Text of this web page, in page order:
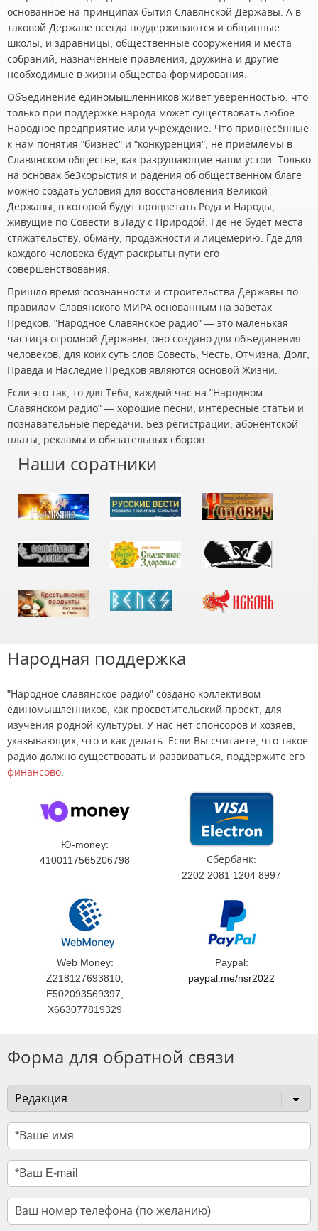
основанное на принципах бытия Славянской Державы. А в
таковой Державе всегда поддерживаются и общинные
школы, и здравницы, общественные сооружения и места
собраний, назначенные правления, дружина и другие
необходимые в жизни общества формирования.
Объединение единомышленников живёт уверенностью, что
только при поддержке народа может существовать любое
Народное предприятие или учреждение. Что привнесённые
к нам понятия "бизнес" и "конкуренция", не приемлемы в
Славянском обществе, как разрушающие наши устои. Только
на основах беЗкорыстия и радения об общественном благе
можно создать условия для восстановления Великой
Державы, в которой будут процветать Рода и Народы,
живущие по Совести в Ладу с Природой. Где не будет места
стяжательству, обману, продажности и лицемерию. Где для
каждого человека будут раскрыты пути его
совершенствования.
Пришло время осознанности и строительства Державы по
правилам Славянского МИРА основанным на заветах
Предков. "Народное Славянское радио" — это маленькая
частица огромной Державы, оно создано для объединения
человеков, для коих суть слов Совесть, Честь, Отчизна, Долг,
Правда и Наследие Предков являются основой Жизни.
Если это так, то для Тебя, каждый час на "Народном
Славянском радио" — хорошие песни, интересные статьи и
познавательные передачи. Без регистрации, абонентской
платы, рекламы и обязательных сборов.
Наши соратники
Народная поддержка
"Народное славянское радио" создано коллективом
единомышленников, как просветительский проект, для
изучения родной культуры. У нас нет спонсоров и хозяев,
указывающих, что и как делать. Если Вы считаете, что такое
радио должно существовать и развиваться, поддержите его
финансово
Ю-money:
4100117565206798
Сбербанк:
2202 2081 1204 8997
Web Money:
Z218127693810,
E502093569397,
X663077819329
Paypal:
paypal.me/nsr2022
Форма для обратной связи